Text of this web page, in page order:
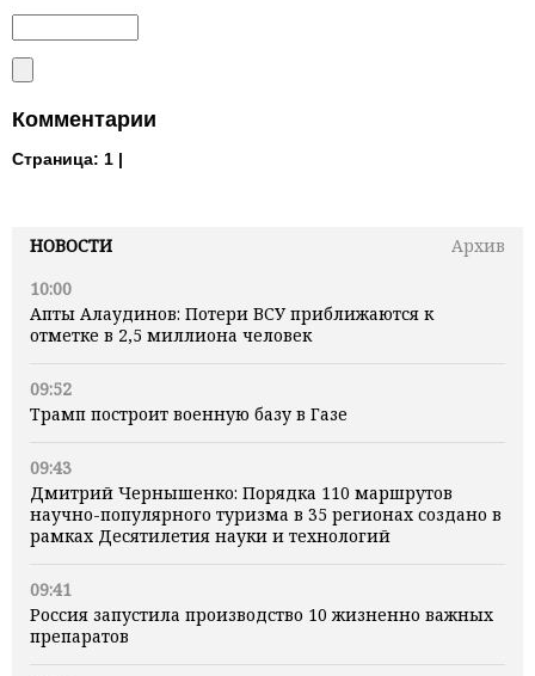
НОВОСТИ
Архив
10:00
Апты Алаудинов: Потери ВСУ приближаются к
отметке в 2,5 миллиона человек
09:52
Трамп построит военную базу в Газе
09:43
Дмитрий Чернышенко: Порядка 110 маршрутов
научно-популярного туризма в 35 регионах создано в
рамках Десятилетия науки и технологий
09:41
Россия запустила производство 10 жизненно важных
препаратов
Комментарии
Страница: 1 |